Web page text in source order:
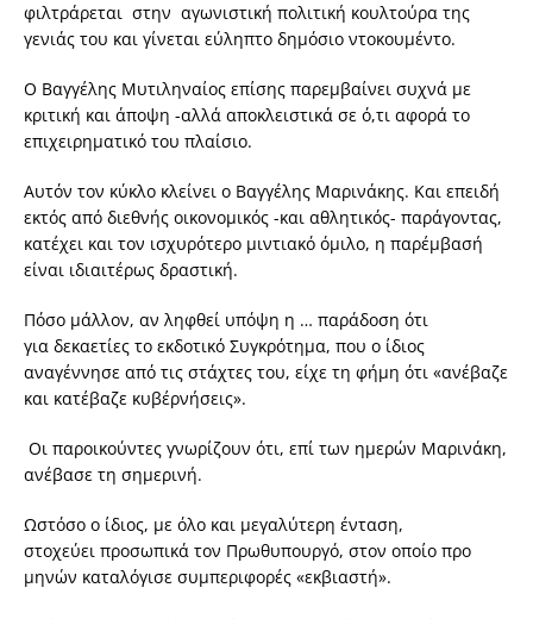
φιλτράρεται στην αγωνιστική πολιτική κουλτούρα της
γενιάς του και γίνεται εύληπτο δημόσιο ντοκουμέντο.
Ο Βαγγέλης Μυτιληναίος επίσης παρεμβαίνει συχνά με
κριτική και άποψη -αλλά αποκλειστικά σε ό,τι αφορά το
επιχειρηματικό του πλαίσιο.
Αυτόν τον κύκλο κλείνει ο Βαγγέλης Μαρινάκης. Και επειδή
εκτός από διεθνής οικονομικός -και αθλητικός- παράγοντας,
κατέχει και τον ισχυρότερο μιντιακό όμιλο, η παρέμβασή
είναι ιδιαιτέρως δραστική.
Πόσο μάλλον, αν ληφθεί υπόψη η … παράδοση ότι
για δεκαετίες το εκδοτικό Συγκρότημα, που ο ίδιος
αναγέννησε από τις στάχτες του, είχε τη φήμη ότι «ανέβαζε
και κατέβαζε κυβέρνήσεις».
Οι παροικούντες γνωρίζουν ότι, επί των ημερών Μαρινάκη,
ανέβασε τη σημερινή.
Ωστόσο ο ίδιος, με όλο και μεγαλύτερη ένταση,
στοχεύει προσωπικά τον Πρωθυπουργό, στον οποίο προ
μηνών καταλόγισε συμπεριφορές «εκβιαστή».